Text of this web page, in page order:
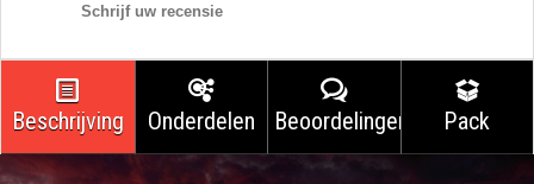
Schrijf uw recensie
Beschrijving Onderdelen Beoordelingen Pack